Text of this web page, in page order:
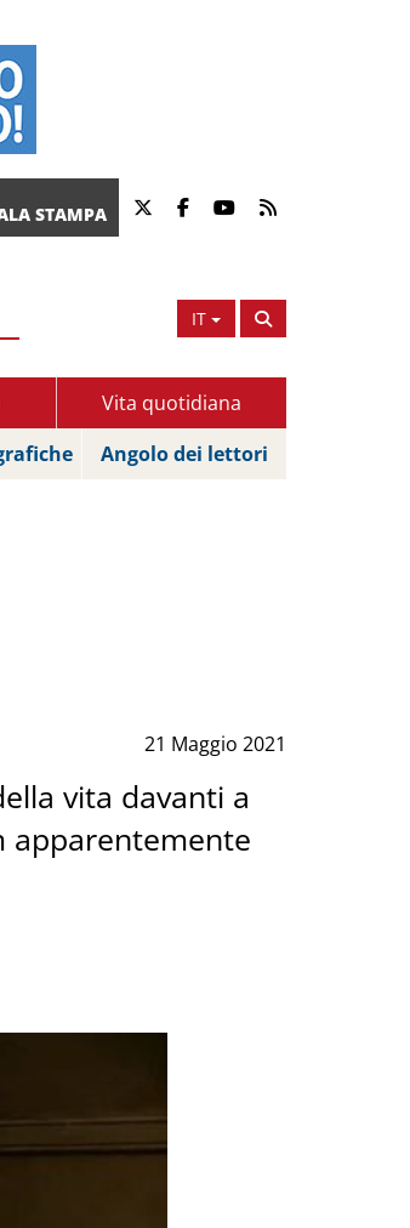
STAMPA
IT
Vita quotidiana
Angolo dei lettori
21 Maggio 2021
vita davanti a
apparentemente